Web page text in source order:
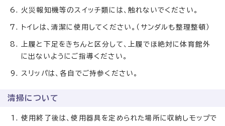
火災報知機等のスイッチ類には、触れないでください。
トイレは、清潔に使用してください。（サンダルも整理整頓）
上履と下足をきちんと区分して、上履でほ絶対に体育館外
に出ないようにご指導ください。
スリッパは、各自でご持参ください。
清掃について
使用終了後は、使用器具を定められた場所に収納しモップで